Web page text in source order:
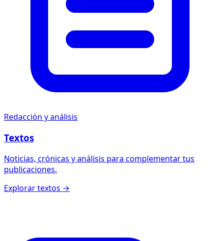
Redacción y análisis
Textos
Noticias, crónicas y análisis para complementar tus
publicaciones.
Explorar textos →